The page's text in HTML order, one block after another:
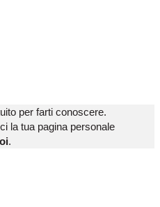
per farti conoscere.
la tua pagina personale
.